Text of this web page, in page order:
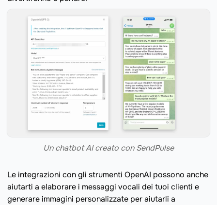
Un chatbot AI creato con SendPulse
Le integrazioni con gli strumenti OpenAI possono anche
aiutarti a elaborare i messaggi vocali dei tuoi clienti e
generare immagini personalizzate per aiutarli a